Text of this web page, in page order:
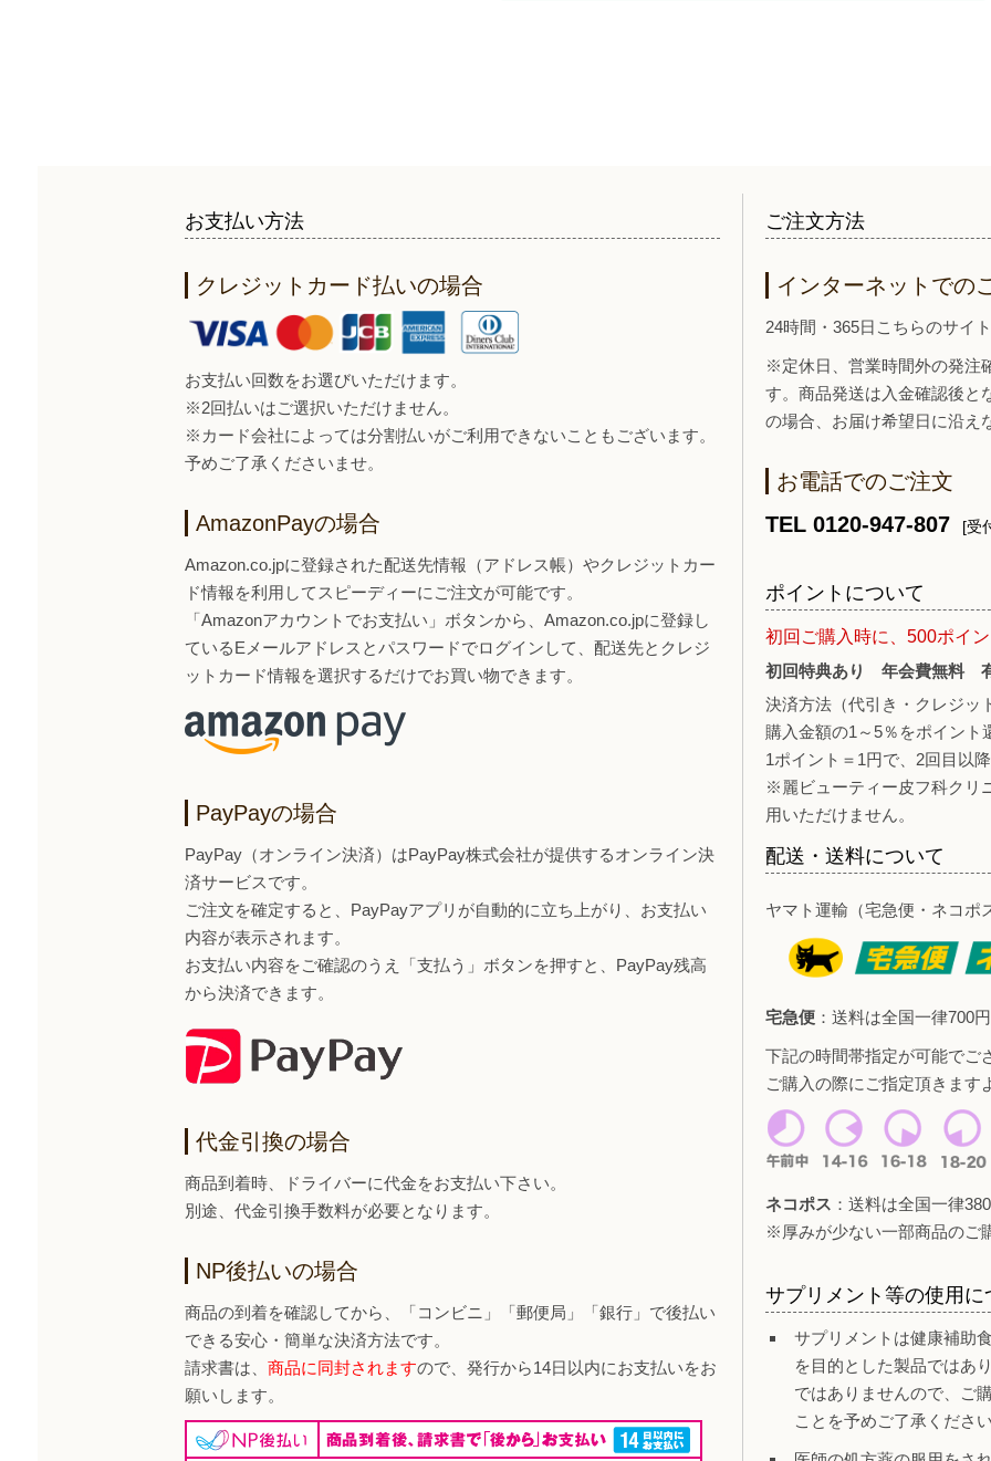
お支払い方法
クレジットカード払いの場合
お支払い回数をお選びいただけます。
※2回払いはご選択いただけません。
※カード会社によっては分割払いがご利用できないこともございます。
予めご了承くださいませ。
AmazonPayの場合
Amazon.co.jpに登録された配送先情報（アドレス帳）やクレジットカー
ド情報を利用してスピーディーにご注文が可能です。
「Amazonアカウントでお支払い」ボタンから、Amazon.co.jpに登録し
ているEメールアドレスとパスワードでログインして、配送先とクレジ
ットカード情報を選択するだけでお買い物できます。
PayPayの場合
PayPay（オンライン決済）はPayPay株式会社が提供するオンライン決
済サービスです。
ご注文を確定すると、PayPayアプリが自動的に立ち上がり、お支払い
内容が表示されます。
お支払い内容をご確認のうえ「支払う」ボタンを押すと、PayPay残高
から決済できます。
代金引換の場合
商品到着時、ドライバーに代金をお支払い下さい。
別途、代金引換手数料が必要となります。
NP後払いの場合
商品の到着を確認してから、「コンビニ」「郵便局」「銀行」で後払い
できる安心・簡単な決済方法です。
請求書は、 商品に同封されますので、発行から14日以内にお支払いをお
願いします。
ご注文方法
インターネットでの
24時間・365日こちらのサイ
※定休日、営業時間外の発注
す。商品発送は入金確認後と
の場合、お届け希望日に沿え
お電話でのご注文
TEL 0120-947-807
[受
ポイントについて
初回ご購入時に、500ポイ
初回特典あり 年会費無料
決済方法（代引き・クレジッ
購入金額の1～5％をポイント
1ポイント＝1円で、2回目以
※麗ビューティー皮フ科クリ
用いただけません。
配送・送料について
ヤマト運輸（宅急便・ネコポ
宅急便：送料は全国一律700
下記の時間帯指定が可能でご
ご購入の際にご指定頂きます
ネコポス ：送料は全国一律
※厚みが少ない一部商品のご
サプリメント等の使用に
サプリメントは健康補助
を目的とした製品ではあ
ではありませんので、ご
ことを予めご了承くださ